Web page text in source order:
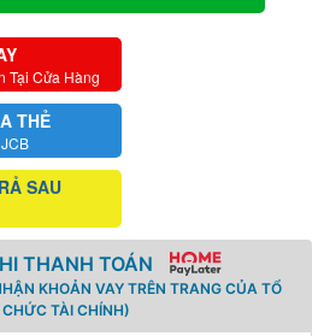
Tại Cửa Hàng
THẺ
SAU
THANH TOÁN
KHOẢN VAY TRÊN TRANG CỦA TỔ
CHỨC TÀI CHÍNH)